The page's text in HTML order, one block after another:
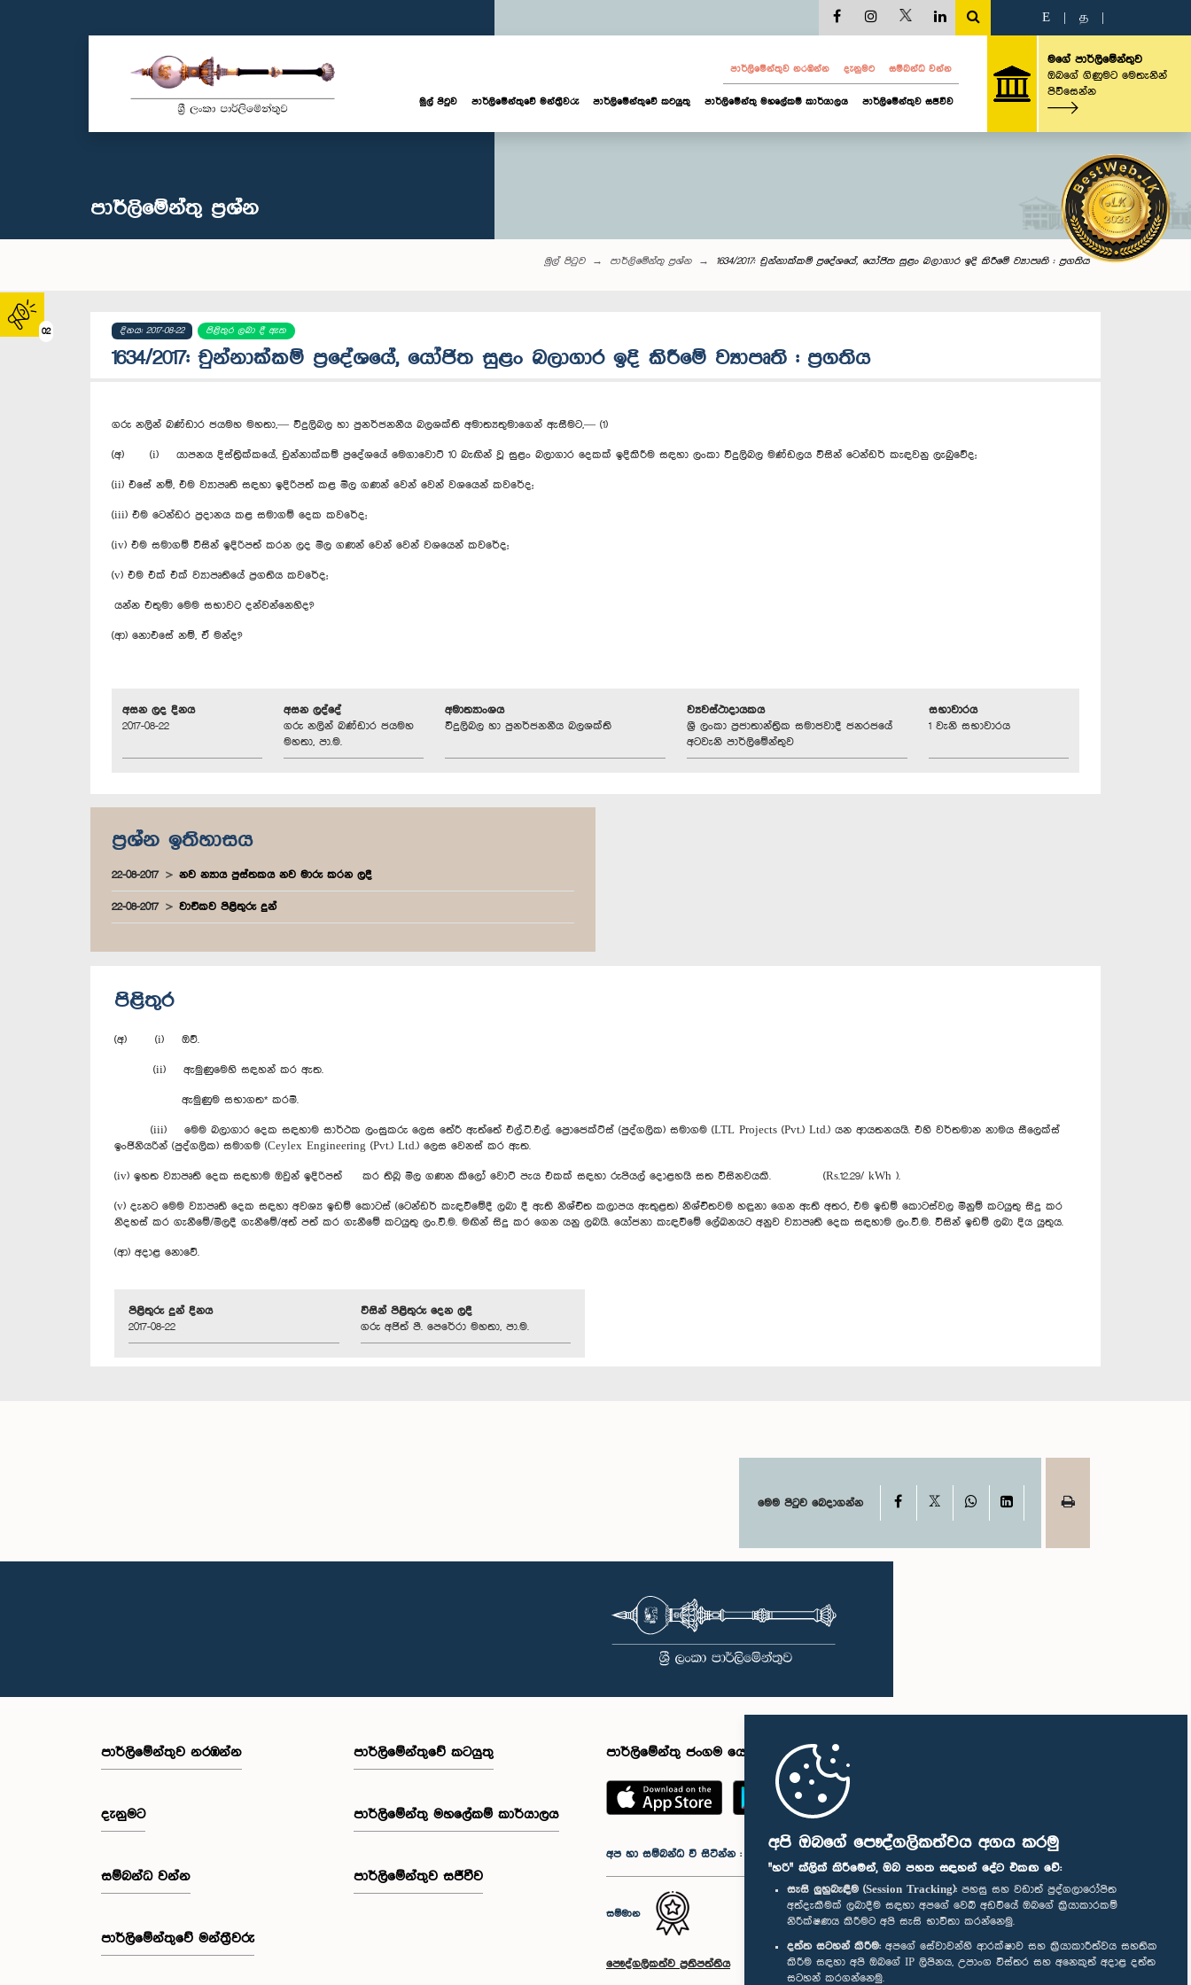
අපි ඔබගේ පෞද්ගලිකත්වය අගය කරමු
"හරි" ක්ලික් කිරීමෙන්, ඔබ පහත සඳහන් දේට එකඟ වේ:
සැසි ලුහුබැඳීම (Session Tracking): පහසු සහ වඩාත් පුද්ගලාරෝපිත
අත්දැකීමක් ලබාදීම සඳහා අපගේ වෙබ් අඩවියේ ඔබගේ ක්‍රියාකාරකම්
නිරීක්ෂණය කිරීමට අපි සැසි භාවිතා කරන්නෙමු.
දත්ත සටහන් කිරීම: අපගේ සේවාවන්හි ආරක්ෂාව සහ ක්‍රියාකාරීත්වය සහතික
කිරීම සඳහා අපි ඔබගේ IP ලිපිනය, උපාංග විස්තර සහ අනෙකුත් අදාළ දත්ත
සටහන් කරගන්නෙමු.
02
E த
පාර්ලි‌මේන්තුව නරඹන්න දැනුමට සම්බන්ධ වන්න
මුල් පිටුව පාර්ලි‌මේන්තුවේ මන්ත්‍රීවරු පාර්ලිමේන්තුවේ කටයුතු පාර්ලිමේන්තු මහලේකම් කාර්යාලය පාර්ලිමේන්තුව සජීවීව
මගේ පාර්ලිමේන්තුව
ඔබගේ ගිණුමට මෙතැනින්
පිවිසෙන්න
පාර්ලි‌මේන්තු‌ ප්‍රශ්න
මුල් පිටුව පාර්ලි‌මේන්තු‌ ප්‍රශ්න 1634/2017: චුන්නාක්කම් ප්‍රදේශයේ, යෝජිත සුළං බලාගාර ඉදි කිරීමේ ව්‍යාපෘති : ප්‍රගතිය
දිනය: 2017-08-22 පිළිතුර ලබා දී ඇත
1634/2017: චුන්නාක්කම් ප්‍රදේශයේ, යෝජිත සුළං බලාගාර ඉදි කිරීමේ ව්‍යාපෘති : ප්‍රගතිය
ගරු නලින් බණ්ඩාර ජයමහ මහතා,— විදුලිබල හා පුනර්ජනනීය බලශක්ති අමාත්‍යතුමාගෙන් ඇසීමට,— (1)
(අ) (i) යාපනය දිස්ත්‍රික්කයේ, චුන්නාක්කම් ප්‍රදේශයේ මෙගාවොට් 10 බැඟින් වූ සුළං බලාගාර දෙ‍කක් ඉදිකිරීම සඳහා ලංකා විදුලිබල මණ්ඩලය විසින් ටෙන්ඩර් කැඳවනු ලැබුවේද;
(ii) එසේ නම්, එම ව්‍යාපෘති සඳහා ඉදිරිපත් කළ මිල ගණන් වෙන් වෙන් වශයෙන් කවරේද;
(iii) එම ටෙන්ඩර ප්‍රදානය කළ සමාගම් දෙක කවරේද;
(iv) එම සමාගම් විසින් ඉදිරිපත් කරන ලද මිල ගණන් වෙන් වෙන් වශයෙන් කවරේද;
(v) එම එක් එක් ව්‍යාපෘතියේ ප්‍රගතිය කවරේද;
යන්න එතුමා මෙම සභාවට දන්වන්නෙහිද?
(ආ) නොඑසේ නම්, ඒ මන්ද?
අසන ලද දිනය
2017-08-22
අසන ලද්දේ
ගරු නලින් බණ්ඩාර ජයමහ
මහතා, පා.ම.
අමාත්‍යාංශය
විදුලිබල හා පුනර්ජනනීය බලශක්ති
ව්‍යවස්ථාදායකය
ශ්‍රී ලංකා ප්‍රජාතාන්ත්‍රික සමාජවාදී ජනරජයේ
අටවැනි පාර්ලිමේන්තුව
සභාවාරය
1 වැනි සභාවාරය
ප්‍රශ්න ඉතිහාසය
22-08-2017 නව න්‍යාය පුස්තකය නව මාරු කරන ලදී
22-08-2017 වාචිකව පිළිතුරු දුන්
පිළිතුර
(අ) (i) ඔව්.
(ii) ඇමුණුමෙහි සඳහන් කර ඇත.
ඇමුණුම සභාගත* කරමි.
(iii) මෙම බලාගාර දෙක සඳහාම සාර්ථක ලංසුකරු ලෙස තේරී ඇත්තේ එල්.ටී.එල්. ප්‍රොජෙක්ට්ස් (පුද්ගලික) සමාගම (LTL Projects (Pvt.) Ltd.) යන ආයතනයයි. එහි වර්තමාන නාමය සීලෙක්ස්
ඉංජිනියරින් (පුද්ගලික) සමාගම (Ceylex Engineering (Pvt.) Ltd.) ලෙස වෙනස් කර ඇත.
(iv) ඉහත ව්‍යාපෘති දෙක සඳහාම ඔවුන් ඉදිරිපත් කර තිබූ මිල ගණන කිලෝ වොට් පැය එකක් සඳහා රුපියල් දොළහයි සත විසිනවයකි. (Rs.12.29/ kWh ).
(v) දැනට මෙම ව්‍යාපෘති දෙක සඳහා අවශ්‍ය ඉඩම් කොටස් (ටෙන්ඩර් කැඳවීමේදී ලබා දී ඇති නිශ්චිත කලාපය ඇතුළත) නිශ්චිතවම හඳුනා ගෙන ඇති අතර, එම ඉඩම් කොටස්වල මිනුම් කටයුතු සිදු කර
නිදහස් කර ගැනීමේ/මිලදී ගැනීමේ/අත් පත් කර ගැනීමේ කටයුතු ලං.වි.ම. මඟින් සිදු කර ගෙන යනු ලබයි. යෝජනා කැඳවීමේ ලේඛනයට අනුව ව්‍යාපෘති දෙක සඳහාම ලං.වි.ම. විසින් ඉඩම් ලබා දිය යුතුය.
(ආ) අදාළ නොවේ.
පිළිතුරු දුන් දිනය
2017-08-22
විසින් පිළිතුරු දෙන ලදී
ගරු අජිත් පී. පෙරේරා මහතා, පා.ම.
මෙම පිටුව බෙදාගන්න Facebook WhatsAppLinkedIn
පාර්ලි‌මේන්තුව නරඹන්න
දැනුමට
සම්බන්ධ වන්න
පාර්ලි‌මේන්තුවේ මන්ත්‍රීවරු
පාර්ලිමේන්තුවේ කටයුතු
පාර්ලිමේන්තු මහලේකම් කාර්යාලය
පාර්ලිමේන්තුව සජීවීව
පාර්ලිමේන්තු ජංගම යෙදුම
අප හා සම්බන්ධ වී සිටින්න :
සම්මාන
පෞද්ගලිකත්ව ප්‍රතිපත්තිය